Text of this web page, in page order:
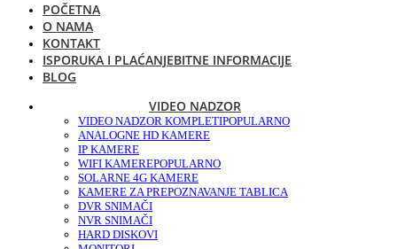
POČETNA
O NAMA
KONTAKT
ISPORUKA I PLAĆANJEBITNE INFORMACIJE
BLOG
VIDEO NADZOR
VIDEO NADZOR KOMPLETIPOPULARNO
ANALOGNE HD KAMERE
IP KAMERE
WIFI KAMEREPOPULARNO
SOLARNE 4G KAMERE
KAMERE ZA PREPOZNAVANJE TABLICA
DVR SNIMAČI
NVR SNIMAČI
HARD DISKOVI